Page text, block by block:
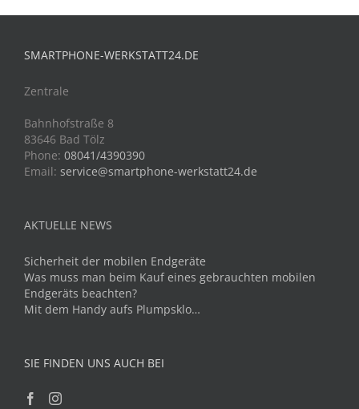
SMARTPHONE-WERKSTATT24.DE
Zentrale
Bahnhofstraße 8
83646 Bad Tölz
Phone: 08041/4390390
Email: service@smartphone-werkstatt24.de
AKTUELLE NEWS
Sicherheit der mobilen Endgeräte
Was muss man beim Kauf eines gebrauchten mobilen
Endgeräts beachten?
Mit dem Handy aufs Plumpsklo…
SIE FINDEN UNS AUCH BEI